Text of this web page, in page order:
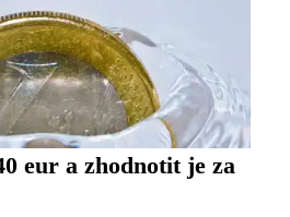
eur a zhodnotit je za